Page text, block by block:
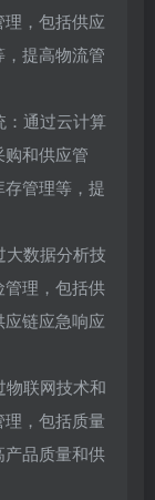
，包括供应
提高物流管
：通过云计算
和供应管
管理等，提
大数据分析技
理，包括供
链应急响应
物联网技术和
，包括质量
品质量和供